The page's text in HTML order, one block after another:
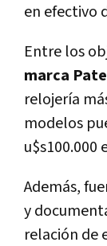
en efectivo
Entre los
marca
relojería
modelos
u$s100.000
Además,
y
relación de